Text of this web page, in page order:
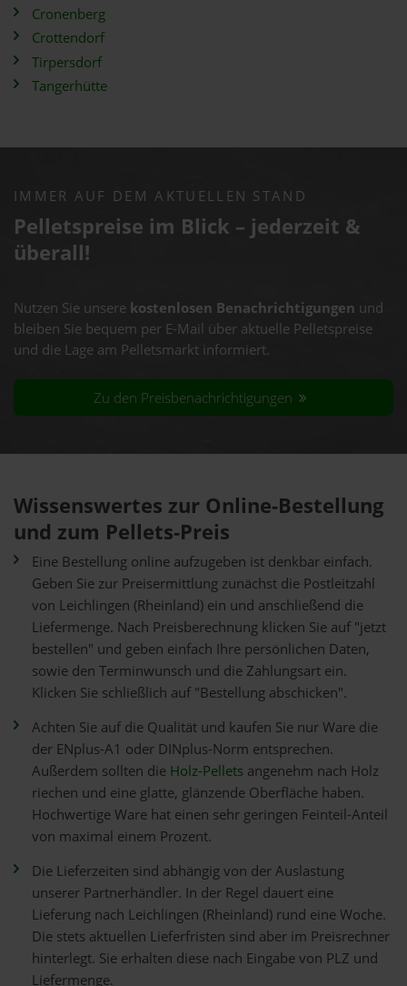
Cronenberg
Crottendorf
Tirpersdorf
Tangerhütte
IMMER AUF DEM AKTUELLEN STAND
Pelletspreise im Blick – jederzeit &
überall!
Nutzen Sie unsere kostenlosen Benachrichtigungen und
bleiben Sie bequem per E-Mail über aktuelle Pelletspreise
und die Lage am Pelletsmarkt informiert.
Zu den Preisbenachrichtigungen
Wissenswertes zur Online-Bestellung
und zum Pellets-Preis
Eine Bestellung online aufzugeben ist denkbar einfach.
Geben Sie zur Preisermittlung zunächst die Postleitzahl
von Leichlingen (Rheinland) ein und anschließend die
Liefermenge. Nach Preisberechnung klicken Sie auf "jetzt
bestellen" und geben einfach Ihre persönlichen Daten,
sowie den Terminwunsch und die Zahlungsart ein.
Klicken Sie schließlich auf "Bestellung abschicken".
Achten Sie auf die Qualität und kaufen Sie nur Ware die
der ENplus-A1 oder DINplus-Norm entsprechen.
Außerdem sollten die Holz-Pellets angenehm nach Holz
riechen und eine glatte, glänzende Oberfläche haben.
Hochwertige Ware hat einen sehr geringen Feinteil-Anteil
von maximal einem Prozent.
Die Lieferzeiten sind abhängig von der Auslastung
unserer Partnerhändler. In der Regel dauert eine
Lieferung nach Leichlingen (Rheinland) rund eine Woche.
Die stets aktuellen Lieferfristen sind aber im Preisrechner
hinterlegt. Sie erhalten diese nach Eingabe von PLZ und
Liefermenge.